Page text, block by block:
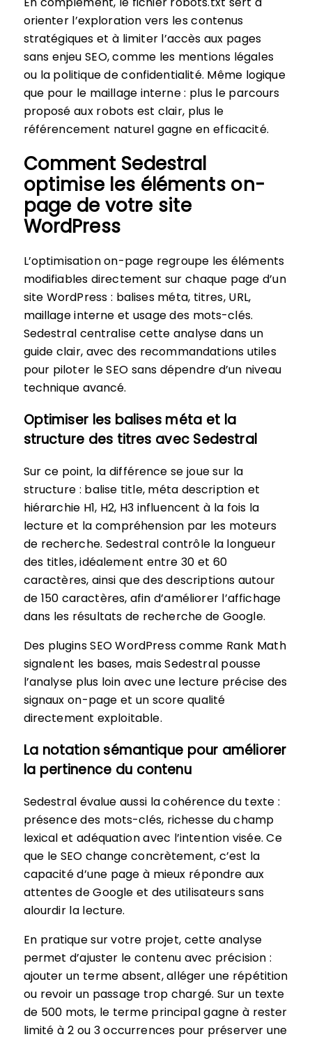
orienter l’exploration vers les contenus
stratégiques et à limiter l’accès aux pages
sans enjeu SEO, comme les mentions légales
ou la politique de confidentialité. Même logique
que pour le maillage interne : plus le parcours
proposé aux robots est clair, plus le
référencement naturel gagne en efficacité.
Comment Sedestral
optimise les éléments on-
page de votre site
WordPress
L’optimisation on-page regroupe les éléments
modifiables directement sur chaque page d’un
site WordPress : balises méta, titres, URL,
maillage interne et usage des mots-clés.
Sedestral centralise cette analyse dans un
guide clair, avec des recommandations utiles
pour piloter le SEO sans dépendre d’un niveau
technique avancé.
Optimiser les balises méta et la
structure des titres avec Sedestral
Sur ce point, la différence se joue sur la
structure : balise title, méta description et
hiérarchie H1, H2, H3 influencent à la fois la
lecture et la compréhension par les moteurs
de recherche. Sedestral contrôle la longueur
des titles, idéalement entre 30 et 60
caractères, ainsi que des descriptions autour
de 150 caractères, afin d’améliorer l’affichage
dans les résultats de recherche de Google.
Des plugins SEO WordPress comme Rank Math
signalent les bases, mais Sedestral pousse
l’analyse plus loin avec une lecture précise des
signaux on-page et un score qualité
directement exploitable.
La notation sémantique pour améliorer
la pertinence du contenu
Sedestral évalue aussi la cohérence du texte :
présence des mots-clés, richesse du champ
lexical et adéquation avec l’intention visée. Ce
que le SEO change concrètement, c’est la
capacité d’une page à mieux répondre aux
attentes de Google et des utilisateurs sans
alourdir la lecture.
En pratique sur votre projet, cette analyse
permet d’ajuster le contenu avec précision :
ajouter un terme absent, alléger une répétition
ou revoir un passage trop chargé. Sur un texte
de 500 mots, le terme principal gagne à rester
limité à 2 ou 3 occurrences pour préserver une